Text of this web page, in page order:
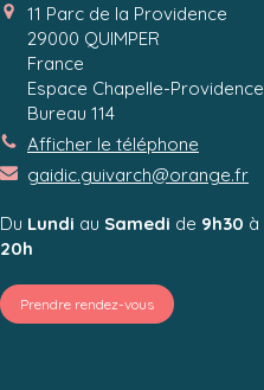
11 Parc de la Providence
29000 QUIMPER
France
Espace Chapelle-Providence
Bureau 114
Afficher le téléphone
gaidic.guivarch@orange.fr
Du Lundi au Samedi de 9h30 à
20h
Prendre rendez-vous